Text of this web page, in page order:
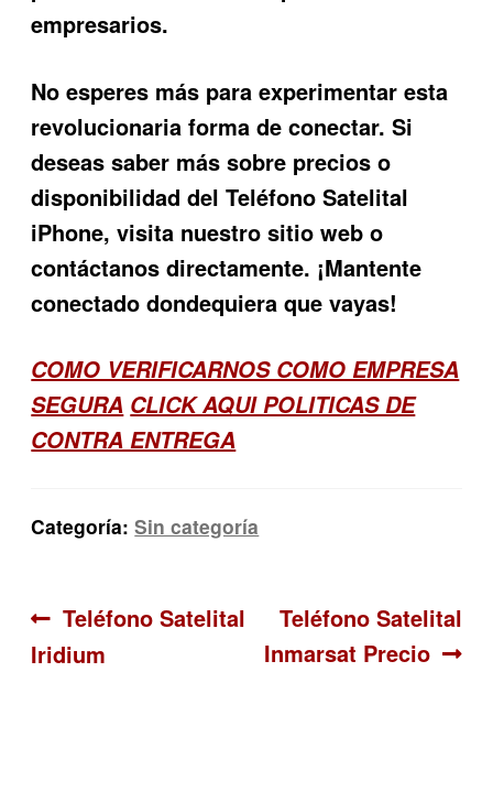
empresarios.
No esperes más para experimentar esta
revolucionaria forma de conectar. Si
deseas saber más sobre precios o
disponibilidad delTeléfono Satelital
iPhone, visita nuestro sitio web o
contáctanos directamente. ¡Mantente
conectado dondequiera que vayas!
COMO VERIFICARNOS COMO EMPRESA
SEGURA CLICK AQUI POLITICAS DE
CONTRA ENTREGA
Categoría:Sin categoría
Navegación
de
Anterior:
Teléfono Satelital
Iridium
Siguiente:
Teléfono Satelital
Inmarsat Precio